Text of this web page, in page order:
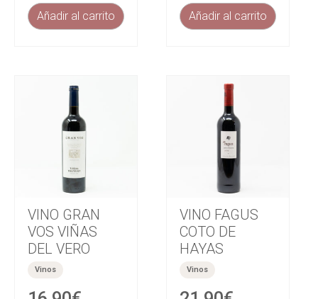
Añadir al carrito Añadir al carrito
VINO GRAN
VOS VIÑAS
DEL VERO
Vinos
VINO FAGUS
COTO DE
HAYAS
Vinos